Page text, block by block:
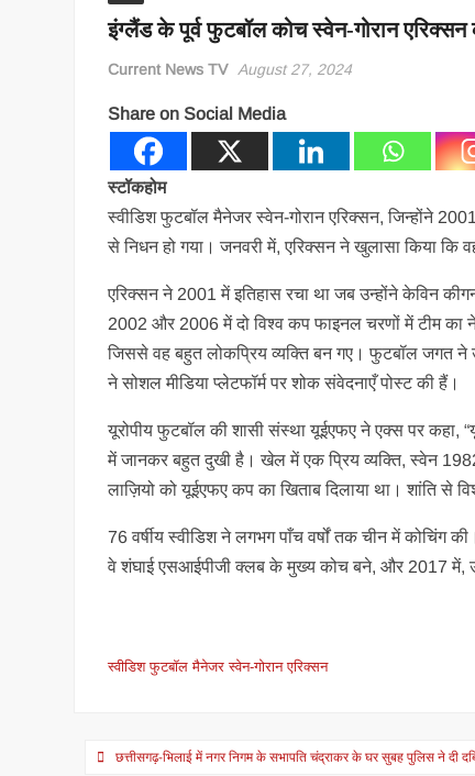
इंग्लैंड के पूर्व फुटबॉल कोच स्वेन-गोरान
Current News TV August 27, 2024
Share on Social Media
स्टॉकहोम
स्वीडिश फुटबॉल मैनेजर स्वेन-गोरान एरिक्सन, जिन्होंने
से निधन हो गया। जनवरी में, एरिक्सन ने खुलासा किया
एरिक्सन ने 2001 में इतिहास रचा था जब उन्होंने केविन
2002 और 2006 में दो विश्व कप फाइनल चरणों में टीम का
जिससे वह बहुत लोकप्रिय व्यक्ति बन गए। फुटबॉल जगत ने
ने सोशल मीडिया प्लेटफॉर्म पर शोक संवेदनाएँ पोस्ट की हैं।
यूरोपीय फुटबॉल की शासी संस्था यूईएफए ने एक्स पर कहा,
में जानकर बहुत दुखी है। खेल में एक प्रिय व्यक्ति, स्वेन
लाज़ियो को यूईएफए कप का खिताब दिलाया था। शांति से
76 वर्षीय स्वीडिश ने लगभग पाँच वर्षों तक चीन में
वे शंघाई एसआईपीजी क्लब के मुख्य कोच बने, और 2017 में,
स्वीडिश फुटबॉल मैनेजर स्वेन-गोरान एरिक्सन
Postछत्तीसगढ़-भिलाई में नगर निगम के सभापति चंद्राकर के घर सुबह पुलिस ने दी